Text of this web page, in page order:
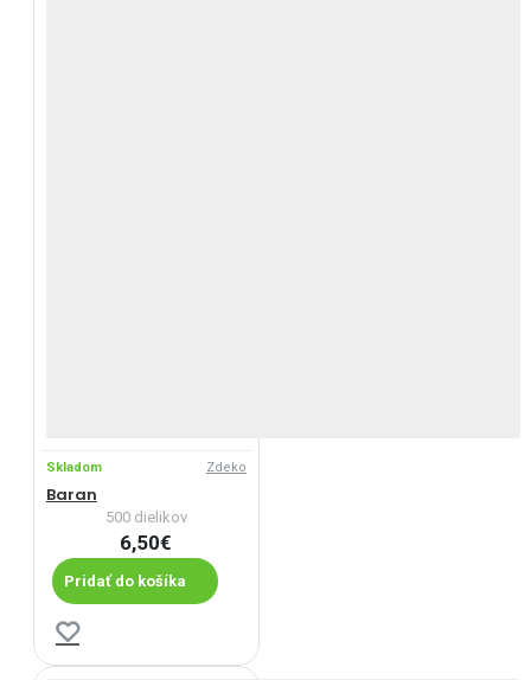
Skladom Zdeko
Baran
500 dielikov
6,50€
Pridať do košíka